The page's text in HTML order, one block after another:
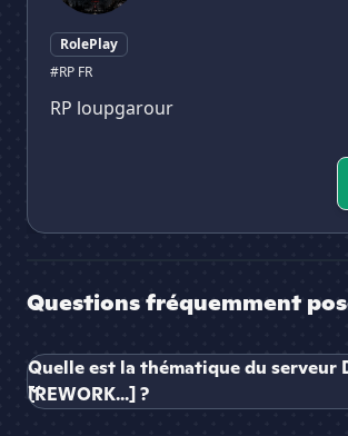
RolePlay
#RP FR
RP loupgarour
Questions fréquemment
Quelle est la thématique du serveur
[REWORK...] ?